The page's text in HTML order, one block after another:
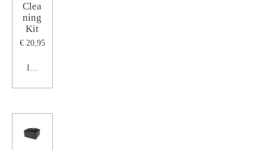
Clea
ning
Kit
€ 20,95
In winkelwagen